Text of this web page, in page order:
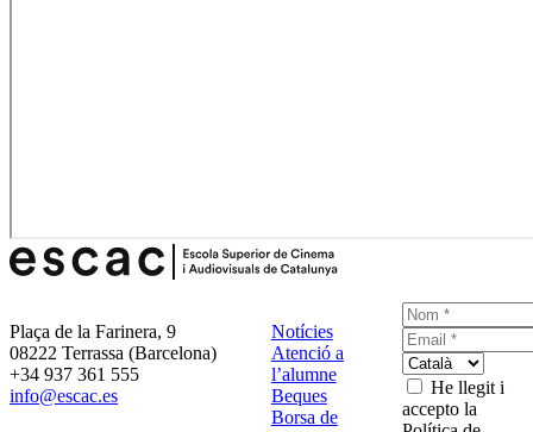
Plaça de la Farinera, 9
08222 Terrassa (Barcelona)
+34 937 361 555
info@escac.es
Notícies
Atenció a
l’alumne
Beques
Borsa de
He llegit i
accepto la